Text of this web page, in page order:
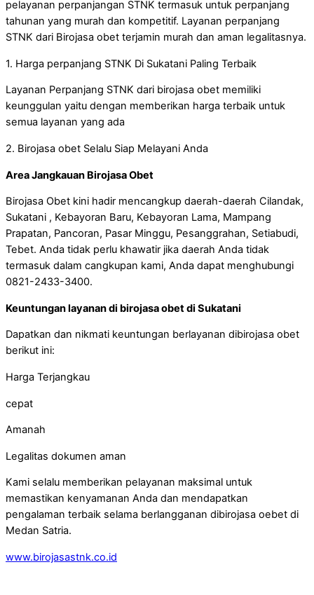
pelayanan perpanjangan STNK termasuk untuk perpanjang
tahunan yang murah dan kompetitif. Layanan perpanjang
STNK dari Birojasa obet terjamin murah dan aman legalitasnya.
1. Harga perpanjang STNK Di Sukatani Paling Terbaik
Layanan Perpanjang STNK dari birojasa obet memiliki
keunggulan yaitu dengan memberikan harga terbaik untuk
semua layanan yang ada
2. Birojasa obet Selalu Siap Melayani Anda
Area Jangkauan Birojasa Obet
Birojasa Obet kini hadir mencangkup daerah-daerah Cilandak,
Sukatani , Kebayoran Baru, Kebayoran Lama, Mampang
Prapatan, Pancoran, Pasar Minggu, Pesanggrahan, Setiabudi,
Tebet. Anda tidak perlu khawatir jika daerah Anda tidak
termasuk dalam cangkupan kami, Anda dapat menghubungi
0821-2433-3400.
Keuntungan layanan di birojasa obet di Sukatani
Dapatkan dan nikmati keuntungan berlayanan dibirojasa obet
berikut ini:
Harga Terjangkau
cepat
Amanah
Legalitas dokumen aman
Kami selalu memberikan pelayanan maksimal untuk
memastikan kenyamanan Anda dan mendapatkan
pengalaman terbaik selama berlangganan dibirojasa oebet di
Medan Satria.
www.birojasastnk.co.id